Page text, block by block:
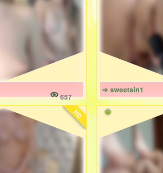
657
➩ sweetsin1
HD